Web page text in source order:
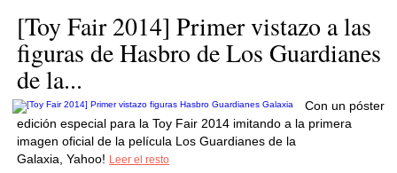
[Toy Fair 2014] Primer vistazo a las
figuras de Hasbro de Los Guardianes
de la...
Con un póster
edición especial para la Toy Fair 2014 imitando a la primera
imagen oficial de la película Los Guardianes de la
Galaxia, Yahoo! Leer el resto